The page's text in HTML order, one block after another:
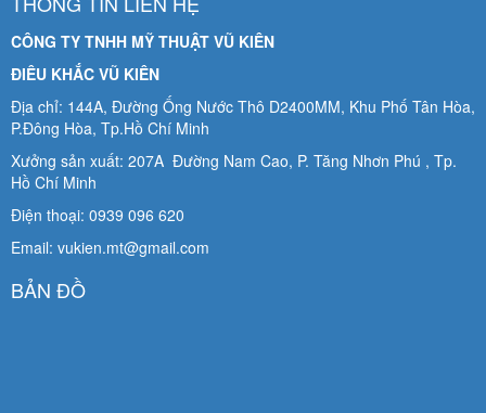
CÔNG TY TNHH MỸ THUẬT VŨ KIÊN
ĐIÊU KHẮC VŨ KIÊN
Địa chỉ: 144A, Đường Ống Nước Thô D2400MM, Khu Phố Tân Hòa,
P.Đông Hòa, Tp.Hồ Chí Minh
Xưởng sản xuất: 207A Đường Nam Cao, P. Tăng Nhơn Phú , Tp.
Hồ Chí Minh
Điện thoại: 0939 096 620
Email: vukien.mt@gmail.com
BẢN ĐỒ